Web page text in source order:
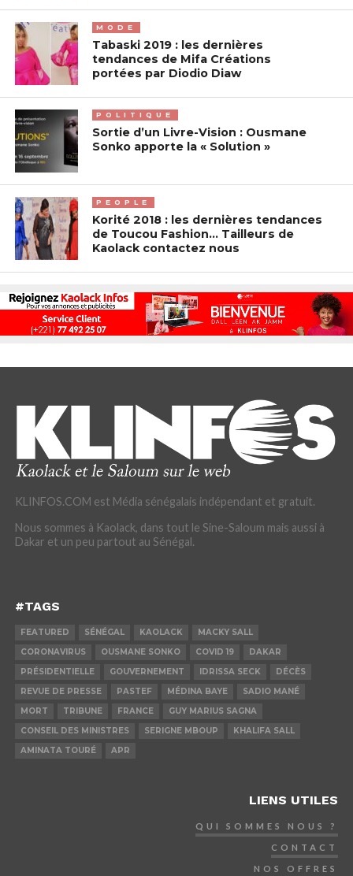
MODE
Tabaski 2019 : les dernières
tendances de Mifa Créations
portées par Diodio Diaw
POLITIQUE
Sortie d’un Livre-Vision : Ousmane
Sonko apporte la « Solution »
PEOPLE
Korité 2018 : les dernières tendances
de Toucou Fashion… Tailleurs de
Kaolack contactez nous
KLINFOS.COM est Média sénégalais indépendant et gratuit.
Nous sommes à Kaolack, dans tout le Sine-Saloum mais aussi à
Dakar et un peu partout au Sénégal.
#TAGS
FEATURED SÉNÉGAL KAOLACK
MACKY SALL
CORONAVIRUS
OUSMANE SONKO COVID 19
DAKAR
PRÉSIDENTIELLE
GOUVERNEMENT IDRISSA SECK
DÉCÈS
REVUE DE PRESSE
PASTEF MÉDINA BAYE
SADIO MANÉ
MORT
TRIBUNE FRANCE
GUY MARIUS SAGNA
CONSEIL DES MINISTRES
SERIGNE MBOUP
KHALIFA SALL
AMINATA TOURÉ
APR
LIENS UTILES
QUI SOMMES NOUS ?
CONTACT
NOS OFFRES